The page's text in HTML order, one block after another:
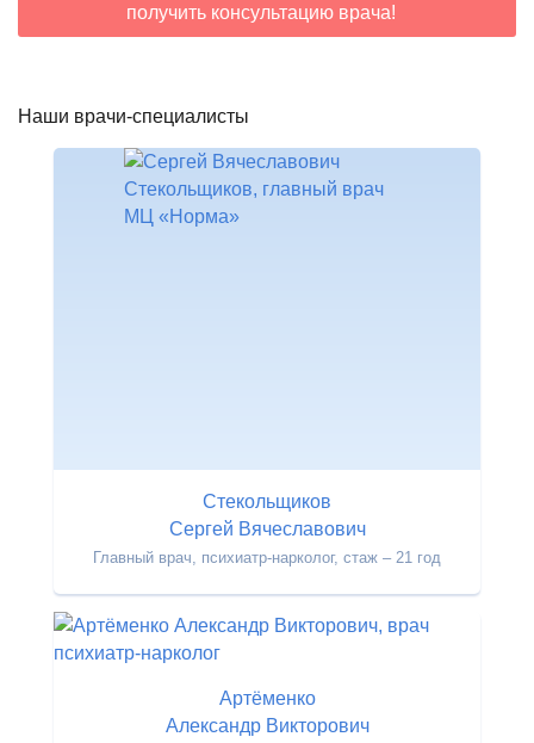
получить консультацию врача!
Наши врачи-специалисты
Стекольщиков
Сергей Вячеславович
Главный врач, психиатр-нарколог, стаж – 21 год
Артёменко
Александр Викторович